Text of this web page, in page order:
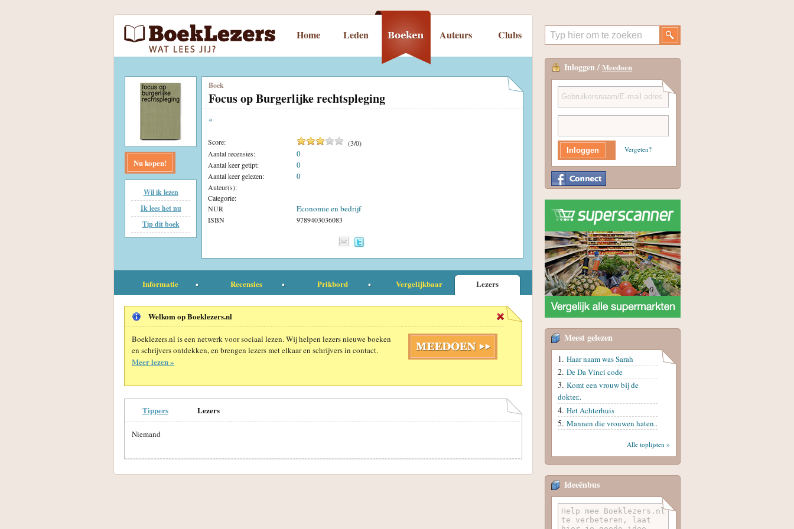
Home Leden Auteurs Clubs
Nu kopen!
Wil ik lezen
Ik lees het nu
Tip dit boek
Boek
Focus op Burgerlijke rechtspleging
«
Score: (3/0)
Aantal recensies:
0
Aantal keer getipt: 0
Aantal keer gelezen: 0
Auteur(s):
Categorie:
NUR
Economie en bedrijf
ISBN 9789403036083
Informatie Recensies Prikbord Vergelijkbaar Lezers
Welkom op Boeklezers.nl
Boeklezers.nl is een netwerk voor sociaal lezen. Wij helpen lezers nieuwe boeken
en schrijvers ontdekken, en brengen lezers met elkaar en schrijvers in contact.
Meer lezen »
Tippers Lezers
Niemand
Inloggen / Meedoen
Vergeten?
Meest gelezen
Haar naam was Sarah
De Da Vinci code
Komt een vrouw bij de
dokter..
Het Achterhuis
Mannen die vrouwen haten..
Alle toplijsten »
Ideeënbus